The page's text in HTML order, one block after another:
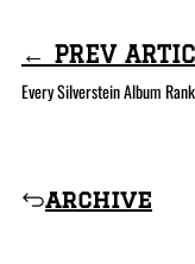
← PREV
Every Silverstein Album
archive